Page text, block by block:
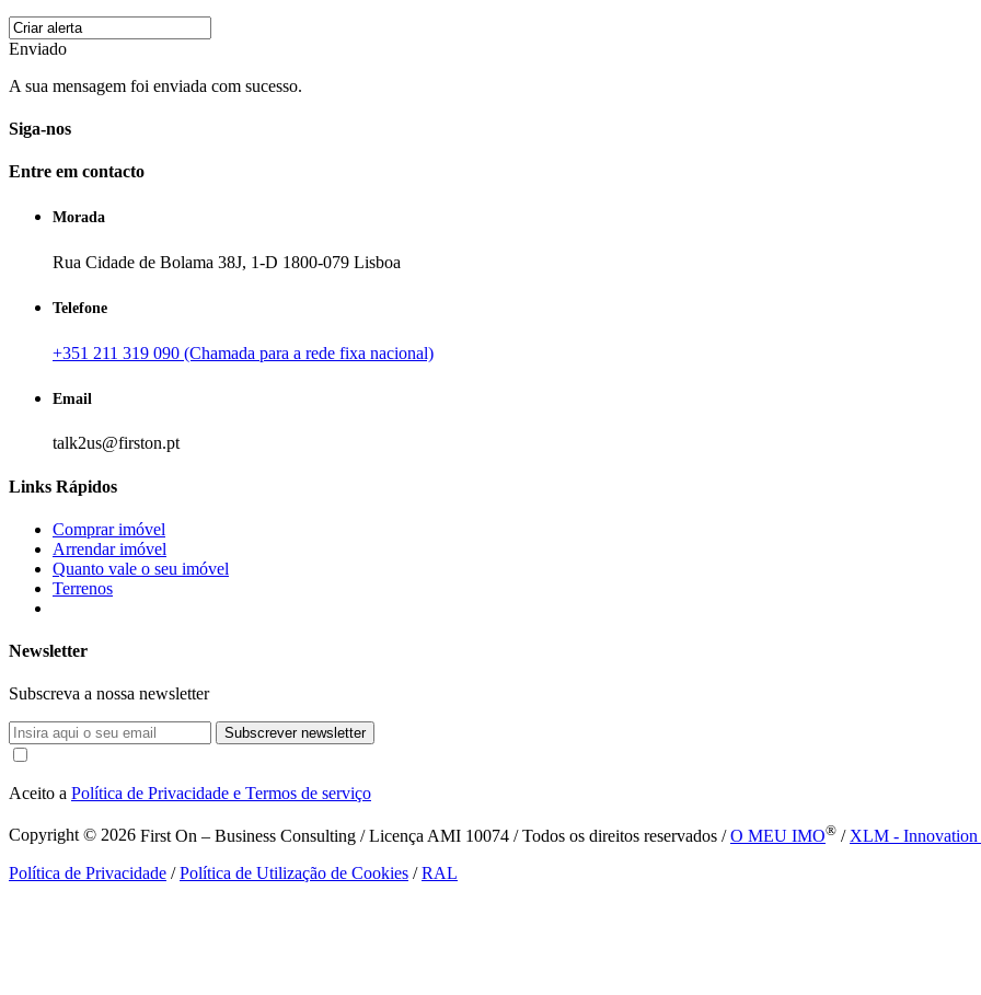
Enviado
A sua mensagem foi enviada com sucesso.
Siga-nos
Entre em contacto
Morada
Rua Cidade de Bolama 38J, 1-D 1800-079 Lisboa
Telefone
+351 211 319 090 (Chamada para a rede fixa nacional)
Email
talk2us@firston.pt
Links Rápidos
Comprar imóvel
Arrendar imóvel
Quanto vale o seu imóvel
Terrenos
Newsletter
Subscreva a nossa newsletter
Subscrever newsletter
Aceito a Política de Privacidade e Termos de serviço
Copyright © 2026 First On – Business Consulting / Licença AMI 10074 / Todos os direitos reservados /O MEU IMO® / XLM -
Política de Privacidade /Política de Utilização de Cookies /RAL